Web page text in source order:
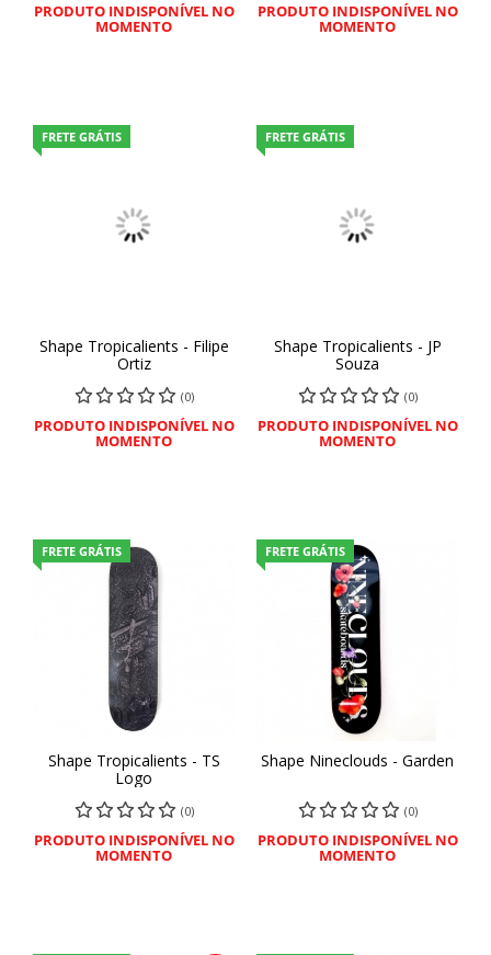
PRODUTO INDISPONÍVEL NO
MOMENTO
PRODUTO INDISPONÍVEL NO
MOMENTO
FRETE GRÁTIS
Shape Tropicalients - Filipe
Ortiz
(0)
PRODUTO INDISPONÍVEL NO
MOMENTO
FRETE GRÁTIS
Shape Tropicalients - JP
Souza
(0)
PRODUTO INDISPONÍVEL NO
MOMENTO
FRETE GRÁTIS
Shape Tropicalients - TS
Logo
(0)
PRODUTO INDISPONÍVEL NO
MOMENTO
FRETE GRÁTIS
Shape Nineclouds - Garden
(0)
PRODUTO INDISPONÍVEL NO
MOMENTO